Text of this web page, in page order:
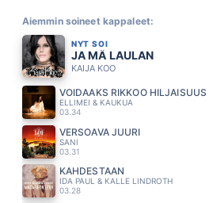
Aiemmin soineet kappaleet:
NYT SOI
JA MÄ LAULAN
KAIJA KOO
VOIDAAKS RIKKOO HILJAISUUS
ELLIMEI & KAUKUA
03.34
VERSOAVA JUURI
SANI
03.31
KAHDESTAAN
IDA PAUL & KALLE LINDROTH
03.28